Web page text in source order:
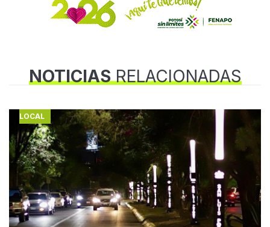
NOTICIASRELACIONADAS
LOCAL